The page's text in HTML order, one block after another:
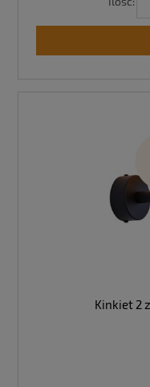
Kinkiet 2